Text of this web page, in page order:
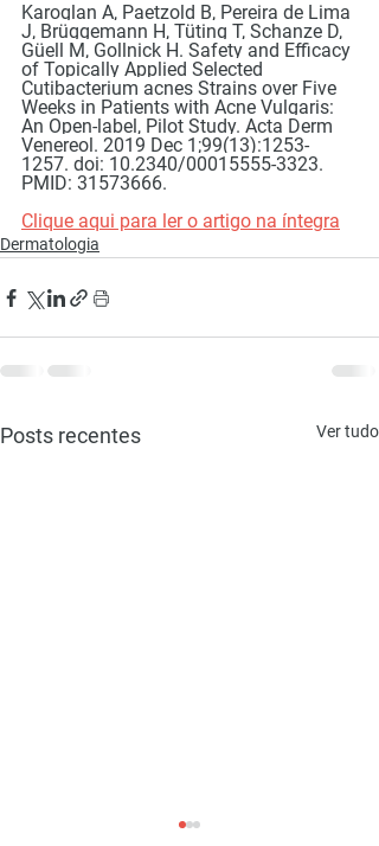
Karoglan A, Paetzold B, Pereira de Lima
J, Brüggemann H, Tüting T, Schanze D,
Güell M, Gollnick H. Safety and Efficacy
of Topically Applied Selected
Cutibacterium acnes Strains over Five
Weeks in Patients with Acne Vulgaris:
An Open-label, Pilot Study. Acta Derm
Venereol. 2019 Dec 1;99(13):1253-
1257. doi: 10.2340/00015555-3323.
PMID: 31573666.
Clique aqui para ler o artigo na íntegra
Dermatologia
Posts recentes Ver tudo